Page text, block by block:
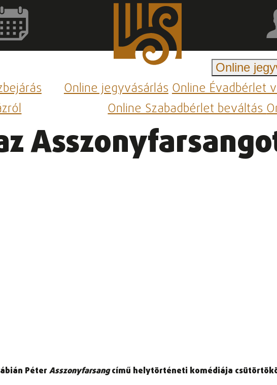
Online
Online jegyvásárlásOnline Évadbérlet
Online Szabadbérlet beváltás
PéterAsszonyfarsangcímű helytörténeti komédiája